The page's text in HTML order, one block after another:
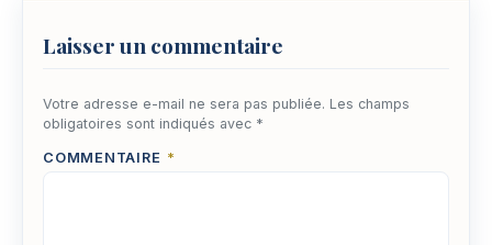
Laisser un commentaire
Votre adresse e-mail ne sera pas publiée. Les champs
obligatoires sont indiqués avec *
COMMENTAIRE *